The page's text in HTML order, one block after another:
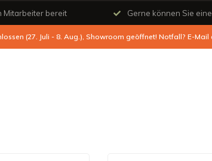
Mitarbeiter bereit Gerne können Sie eine
(27. Juli - 8. Aug.), Showroom geöffnet! Notfall? E-Mail